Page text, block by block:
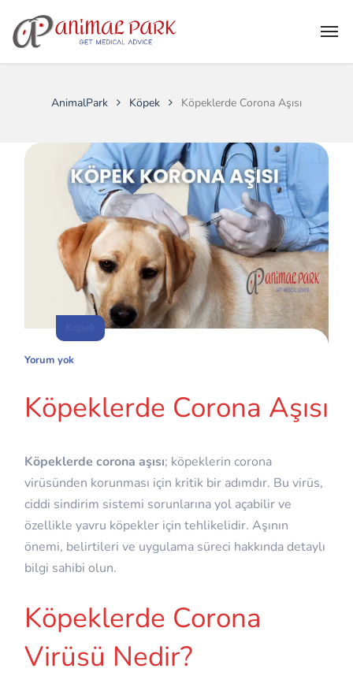
AnimalPark Köpek Köpeklerde Corona Aşısı
Yorum yok
Köpeklerde Corona Aşısı
Köpeklerde corona aşısı; köpeklerin corona
virüsünden korunması için kritik bir adımdır. Bu virüs,
ciddi sindirim sistemi sorunlarına yol açabilir ve
özellikle yavru köpekler için tehlikelidir. Aşının
önemi, belirtileri ve uygulama süreci hakkında detaylı
bilgi sahibi olun.
Köpeklerde Corona
Virüsü Nedir?